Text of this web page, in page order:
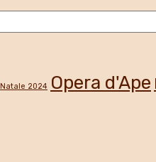
Natale 2024 Opera d'Ape